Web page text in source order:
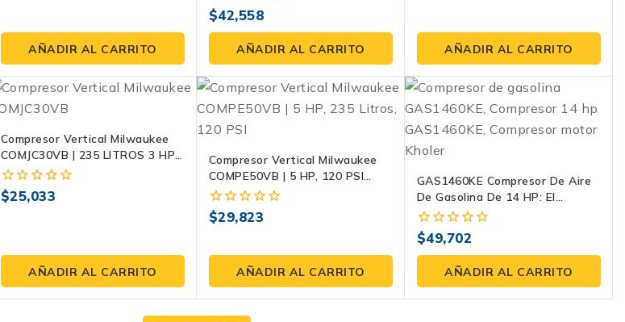
AÑADIR AL CARRITO
0
fuera
5
$42,558
AÑADIR AL CARRITO AÑADIR AL CARRITO
Compresor Vertical Milwaukee
COMJC30VB | 235 LITROS 3 HP,
120 PSI
0
$25,033
AÑADIR AL CARRITO
Compresor Vertical Milwaukee
COMPE50VB | 5 HP, 120 PSI
220V / 2 Fases
0
5
$29,823
AÑADIR AL CARRITO
GAS1460KE Compresor De Aire
De Gasolina De 14 HP: El
Máximo Poder En Campo
0
fuera
5
$49,702
AÑADIR AL CARRITO